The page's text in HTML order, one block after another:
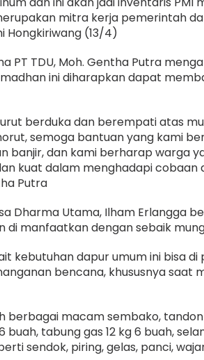
mitra kerja pemerintah
Hongkiriwang (13/4)
PT TDU, Moh. Gentha Putra
ini diharapkan dapat
berduka dan berempati atas
semoga bantuan yang kami
banjir, dan kami berharap warga
kuat dalam menghadapi cobaan
Putra
Dharma Utama, Ilham Erlangga
di manfaatkan dengan sebaik
kebutuhan dapur umum ini bisa di
bencana, khususnya saat
berbagai macam sembako,
buah, tabung gas 12 kg 6 buah,
sendok, piring, gelas, panci,